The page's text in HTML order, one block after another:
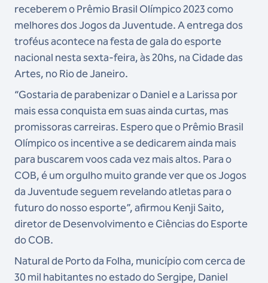
receberem o Prêmio Brasil Olímpico 2023 como
melhores dos Jogos da Juventude. A entrega dos
troféus acontece na festa de gala do esporte
nacional nesta sexta-feira, às 20hs, na Cidade das
Artes, no Rio de Janeiro.
“Gostaria de parabenizar o Daniel e a Larissa por
mais essa conquista em suas ainda curtas, mas
promissoras carreiras. Espero que o Prêmio Brasil
Olímpico os incentive a se dedicarem ainda mais
para buscarem voos cada vez mais altos. Para o
COB, é um orgulho muito grande ver que os Jogos
da Juventude seguem revelando atletas para o
futuro do nosso esporte”, afirmou Kenji Saito,
diretor de Desenvolvimento e Ciências do Esporte
do COB.
Natural de Porto da Folha, município com cerca de
30 mil habitantes no estado do Sergipe, Daniel